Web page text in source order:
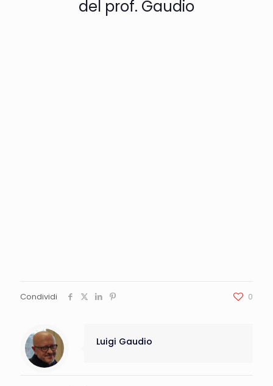
del prof. Gaudio
Condividi 0
Luigi Gaudio